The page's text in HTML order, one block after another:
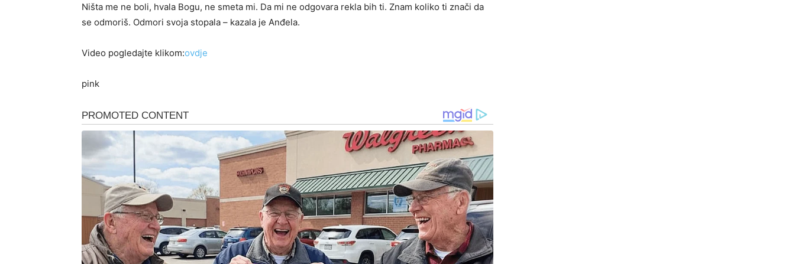
Ništa me ne boli, hvala Bogu, ne smeta mi. Da mi ne odgovara rekla bih ti. Znam koliko ti znači da
se odmoriš. Odmori svoja stopala – kazala je Anđela.
Video pogledajte klikom:ovdje
pink